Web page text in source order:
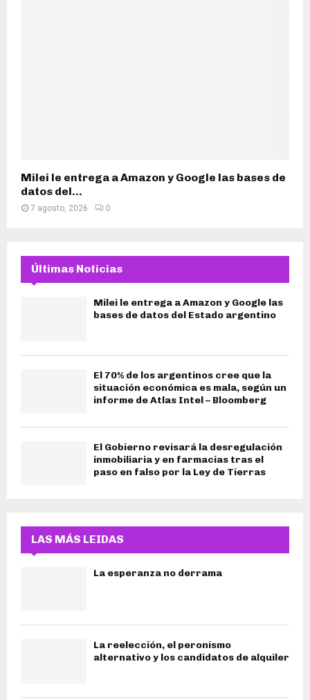
Milei le entrega a Amazon y Google las bases de
datos del...
7 agosto, 2026 0
Últimas Noticias
Milei le entrega a Amazon y Google las
bases de datos del Estado argentino
El 70% de los argentinos cree que la
situación económica es mala, según un
informe de Atlas Intel – Bloomberg
El Gobierno revisará la desregulación
inmobiliaria y en farmacias tras el
paso en falso por la Ley de Tierras
LAS MÁS LEIDAS
La esperanza no derrama
La reelección, el peronismo
alternativo y los candidatos de alquiler